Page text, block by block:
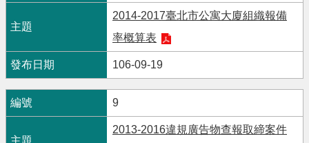
2014-2017臺北市公寓大廈組織報備
率概算表
106-09-19
9
2013-2016違規廣告物查報取締案件